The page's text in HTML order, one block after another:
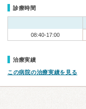
診療時間
08:40-17:00
治療実績
この病院の治療実績を見る